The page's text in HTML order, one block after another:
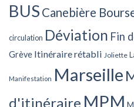
BUS Canebière
circulation Déviation Fin
Grève Itinéraire rétabli Joliette
Manifestation Marseille
d'itinéraire MPM